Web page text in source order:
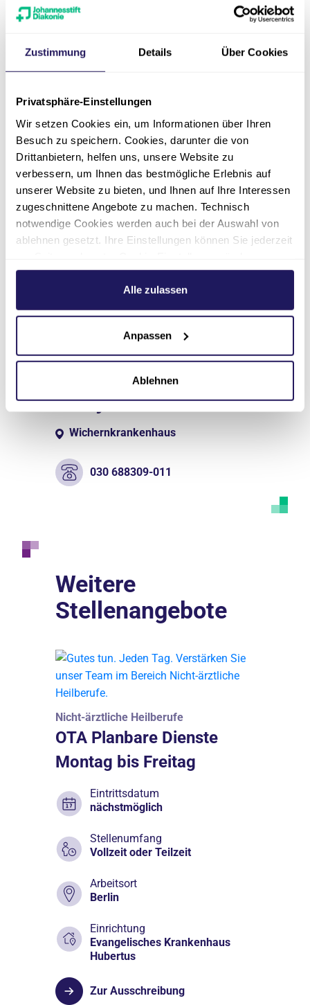
Zustimmung Details Über Cookies
Privatsphäre-Einstellungen
Wir setzen Cookies ein, um Informationen über Ihren
Besuch zu speichern. Cookies, darunter die von
Drittanbietern, helfen uns, unsere Website zu
verbessern, um Ihnen das bestmögliche Erlebnis auf
unserer Website zu bieten, und Ihnen auf Ihre Interessen
zugeschnittene Angebote zu machen. Technisch
notwendige Cookies werden auch bei der Auswahl von
ablehnen gesetzt. Ihre Einstellungen können Sie jederzeit
Weitere Informationen hierzu finden Sie in unserer
.
Alle zulassen
Anpassen
Ablehnen
Für Fragen
Verwaltungsleitung
Nadya Andreeva
Wichernkrankenhaus
030 688309-011
Weitere
Stellenangebote
Nicht-ärztliche Heilberufe
OTA Planbare Dienste
Montag bis Freitag
Eintrittsdatum
nächstmöglich
Stellenumfang
Vollzeit oder Teilzeit
Arbeitsort
Berlin
Einrichtung
Evangelisches Krankenhaus
Hubertus
Zur Ausschreibung